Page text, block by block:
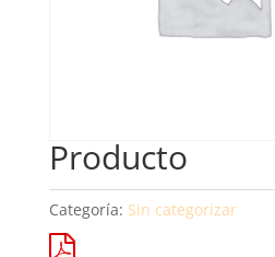
Producto
Categoría: Sin categorizar